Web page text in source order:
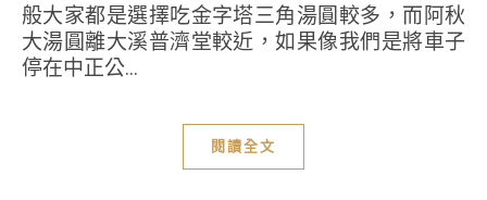
般大家都是選擇吃金字塔三角湯圓較多，而阿秋
大湯圓離大溪普濟堂較近，如果像我們是將車子
停在中正公...
閱讀全文